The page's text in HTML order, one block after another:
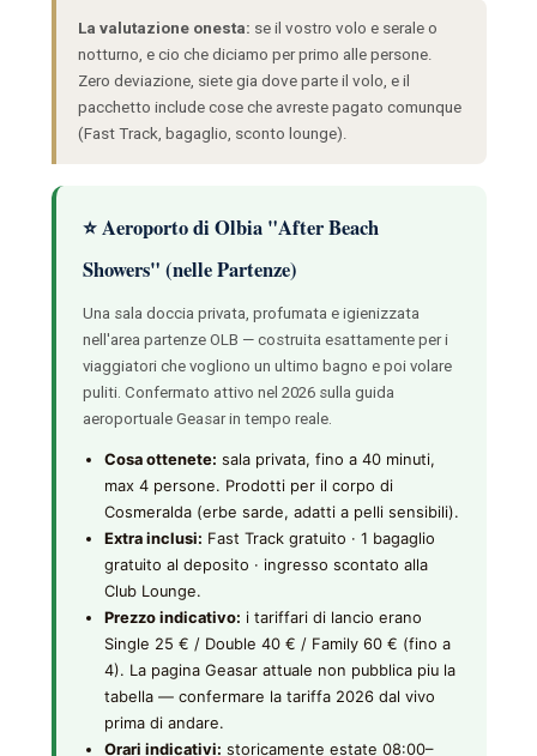
La valutazione onesta: se il vostro volo e serale o
notturno, e cio che diciamo per primo alle persone.
Zero deviazione, siete gia dove parte il volo, e il
pacchetto include cose che avreste pagato comunque
(Fast Track, bagaglio, sconto lounge).
⭐ Aeroporto di Olbia "After Beach
Showers" (nelle Partenze)
Una sala doccia privata, profumata e igienizzata
nell'area partenze OLB — costruita esattamente per i
viaggiatori che vogliono un ultimo bagno e poi volare
puliti. Confermato attivo nel 2026 sulla guida
aeroportuale Geasar in tempo reale.
Cosa ottenete: sala privata, fino a 40 minuti,
max 4 persone. Prodotti per il corpo di
Cosmeralda (erbe sarde, adatti a pelli sensibili).
Extra inclusi: Fast Track gratuito · 1 bagaglio
gratuito al deposito · ingresso scontato alla
Club Lounge.
Prezzo indicativo: i tariffari di lancio erano
Single 25 € / Double 40 € / Family 60 € (fino a
4). La pagina Geasar attuale non pubblica piu la
tabella — confermare la tariffa 2026 dal vivo
prima di andare.
Orari indicativi: storicamente estate 08:00–